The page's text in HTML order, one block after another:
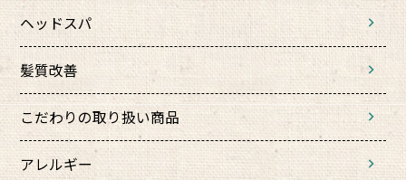
ヘッドスパ
髪質改善
こだわりの取り扱い商品
アレルギー